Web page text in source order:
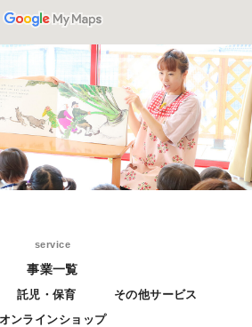
service
事業一覧
託児・保育
その他サービス
オンラインショップ